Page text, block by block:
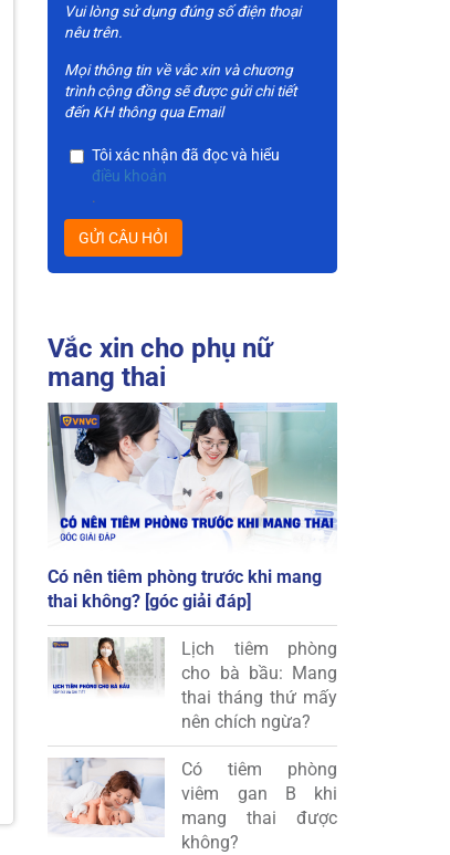
Vui lòng sử dụng đúng số điện thoại
nêu trên.
Mọi thông tin về vắc xin và chương
trình cộng đồng sẽ được gửi chi tiết
đến KH thông qua Email
Tôi xác nhận đã đọc và hiểu
điều khoản
.
GỬI CÂU HỎI
Vắc xin cho phụ nữ
mang thai
Có nên tiêm phòng trước khi mang
thai không? [góc giải đáp]
Lịch tiêm phòng
cho bà bầu: Mang
thai tháng thứ mấy
nên chích ngừa?
Có tiêm phòng
viêm gan B khi
mang thai được
không?